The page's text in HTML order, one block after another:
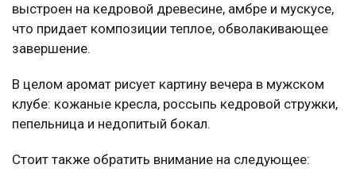
выстроен на кедровой древесине, амбре и мускусе,
что придает композиции теплое, обволакивающее
завершение.
В целом аромат рисует картину вечера в мужском
клубе: кожаные кресла, россыпь кедровой стружки,
пепельница и недопитый бокал.
Стоит также обратить внимание на следующее: